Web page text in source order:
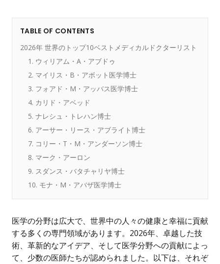
TABLE OF CONTENTS
2026年 世界のトップ10ベストメディカルドクターリスト
1. ウィリアム・A・アブドゥ
2. マイリス・B・アボット医学博士
3. フォアド・M・アッバス医学博士
4. カリド・アベッド
5. ナレシュ・トレハン博士
6. アーサー・リース・アブライト博士
7. コリー・T・M・アンダーソン博士
8. マーク・アーロン
9. スダンス・バタチャリヤ博士
10. モナ・M・アバザ医学博士
医学の分野は広大で、世界中の人々の健康と幸福に貢献
する多くの専門領域があります。2026年、卓越した技
術、革新的なアイデア、そして医学分野への貢献によっ
て、少数の医師たちが認められました。以下は、それぞ